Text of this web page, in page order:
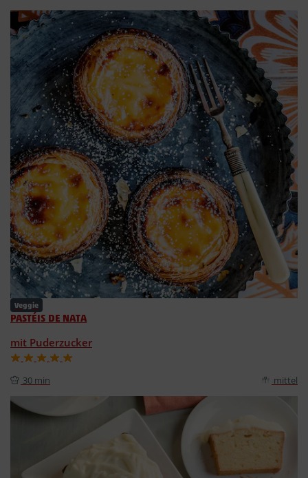
Veggie
PASTÉIS DE NATA
mit Puderzucker
30 min mittel